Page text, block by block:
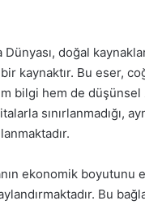
Dünyası, doğal
kaynaktır. Bu eser,
bilgi hem de düşünsel
sınırlanmadığı,
ekonomik
Bu